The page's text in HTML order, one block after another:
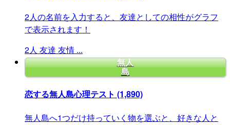
2人の名前を入力すると、友達としての相性がグラフ
で表示されます！
2人 友達 友情 ...
無人
島
恋する無人島心理テスト (1,890)
無人島へ1つだけ持っていく物を選ぶと、好きな人と